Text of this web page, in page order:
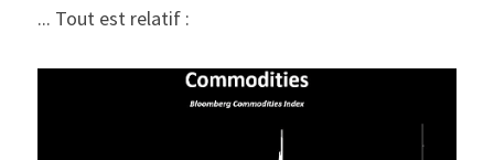
... Tout est relatif :